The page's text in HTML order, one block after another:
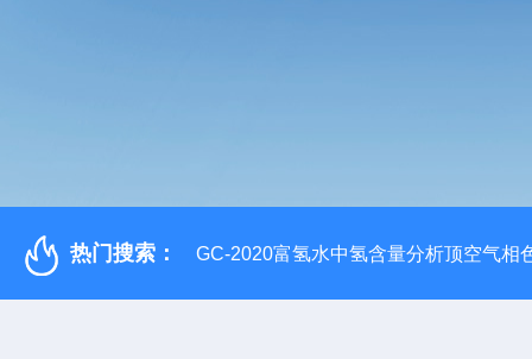
热门搜索： GC-2020富氢水中氢含量分析顶空气相